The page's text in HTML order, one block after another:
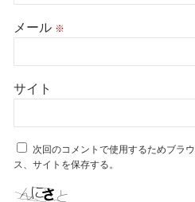
メール ※
サイト
次回のコメントで使用するためブラ
ス、サイトを保存する。